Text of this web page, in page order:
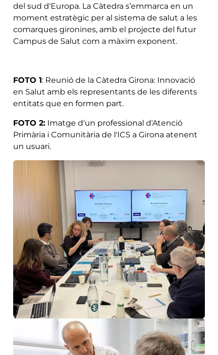
del sud d'Europa. La Càtedra s’emmarca en un
moment estratègic per al sistema de salut a les
comarques gironines, amb el projecte del futur
Campus de Salut com a màxim exponent.
FOTO 1: Reunió de la Càtedra Girona: Innovació
en Salut amb els representants de les diferents
entitats que en formen part.
FOTO 2: Imatge d'un professional d'Atenció
Primària i Comunitària de l'ICS a Girona atenent
un usuari.